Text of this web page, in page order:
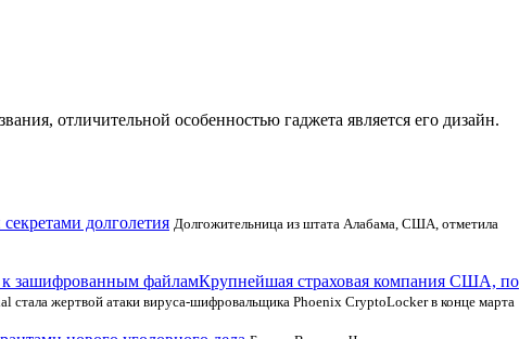
отличительной особенностью гаджета является его дизайн.
долголетия Долгожительница из штата Алабама, США, отметила
Крупнейшая страховая компания США, по
стала жертвой атаки вируса-шифровальщика Phoenix CryptoLocker в конце марта